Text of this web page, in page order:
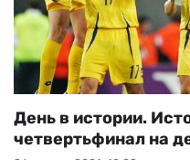
День в истории.
четвертьфинал на